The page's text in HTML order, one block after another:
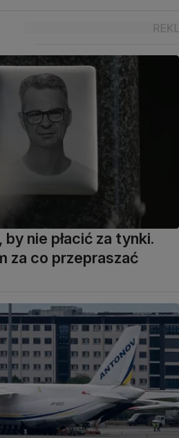
by nie płacić za tynki.
za co przepraszać